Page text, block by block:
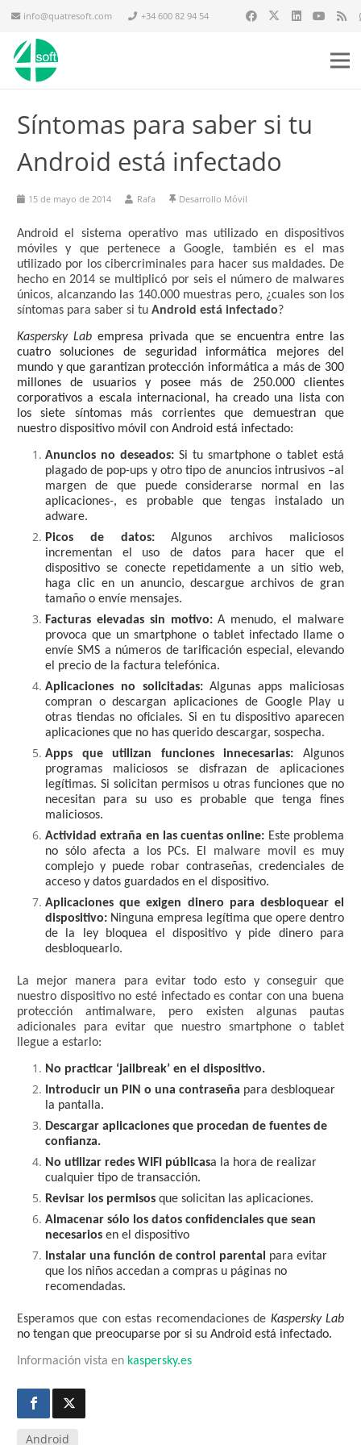
info@quatresoft.com +34 600 82 94 54
Síntomas para saber si tu
Android está infectado
15 de mayo de 2014 Rafa Desarrollo Móvil
Android el sistema operativo mas utilizado en dispositivos
móviles y que pertenece a Google, también es el mas
utilizado por los cibercriminales para hacer sus maldades. De
hecho en 2014 se multiplicó por seis el número de malwares
únicos, alcanzando las 140.000 muestras pero, ¿cuales son los
síntomas para saber si tu Android está infectado?
Kaspersky Labempresa privada que se encuentra entre las
cuatro soluciones de seguridad informática mejores del
mundo y que garantizan protección informática a más de 300
millones de usuarios y posee más de 250.000 clientes
corporativos a escala internacional , ha creado una lista con
los siete síntomas más corrientes que demuestran que
nuestro dispositivo móvil con Android está infectado:
Anuncios no deseados: Si tu smartphone o tablet está
plagado de pop-ups y otro tipo de anuncios intrusivos –al
margen de que puede considerarse normal en las
aplicaciones-, es probable que tengas instalado un
adware.
Picos de datos:Algunos archivos maliciosos
incrementan el uso de datos para hacer que el
dispositivo se conecte repetidamente a un sitio web,
haga clic en un anuncio, descargue archivos de gran
tamaño o envíe mensajes.
Facturas elevadas sin motivo:A menudo, el malware
provoca que un smartphone o tablet infectado llame o
envíe SMS a números de tarificación especial, elevando
el precio de la factura telefónica.
Aplicaciones no solicitadas:Algunas apps maliciosas
compran o descargan aplicaciones de Google Play u
otras tiendas no oficiales. Si en tu dispositivo aparecen
aplicaciones que no has querido descargar, sospecha.
Apps que utilizan funciones innecesarias: Algunos
programas maliciosos se disfrazan de aplicaciones
legítimas. Si solicitan permisos u otras funciones que no
necesitan para su uso es probable que tenga fines
maliciosos.
Actividad extraña en las cuentas online: Este problema
no sólo afecta a los PCs. El malware movil es muy
complejo y puede robar contraseñas, credenciales de
acceso y datos guardados en el dispositivo.
Aplicaciones que exigen dinero para desbloquear el
dispositivo: Ninguna empresa legítima que opere dentro
de la ley bloquea el dispositivo y pide dinero para
desbloquearlo.
La mejor manera para evitar todo esto y conseguir que
nuestro dispositivo no esté infectado es contar con una buena
protección antimalware, pero existen algunas pautas
adicionales para evitar que nuestro smartphone o tablet
llegue a estarlo:
No practicar ‘jailbreak’ en el dispositivo.
Introducir un PIN o una contraseña para desbloquear
la pantalla.
Descargar aplicaciones que procedan de fuentes de
confianza.
No utilizar redes WIFI públicasa la hora de realizar
cualquier tipo de transacción.
Revisar los permisos que solicitan las aplicaciones.
Almacenar sólo los datos confidenciales que sean
necesarios en el dispositivo
Instalar una función de control parental para evitar
que los niños accedan a compras u páginas no
recomendadas.
Esperamos que con estas recomendaciones de Kaspersky Lab
no tengan que preocuparse por si su Android está infectado.
Información vista en kaspersky.es
Android